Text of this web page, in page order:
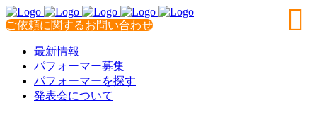
ご依頼に関するお問い合わせ
最新情報
パフォーマー募集
パフォーマーを探す
発表会について